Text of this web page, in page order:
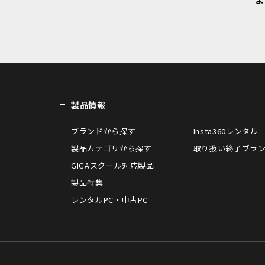
製品情報
ブランドから探す
製品カテゴリから探す
GIGAスクール対応製品
製品特集
レンタルPC・中古PC
Insta360レンタル
取り扱い終了ブラ